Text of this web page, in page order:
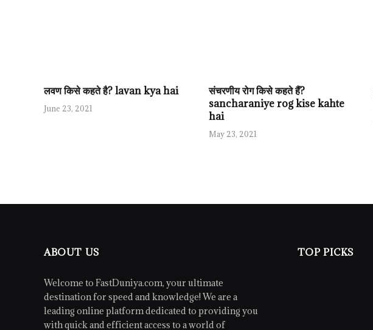
लवण किसे कहते है? lavan kya hai
June 23, 2021
संचरणीय रोग किसे कहते हैं?
sancharaniye rog kise kahte
hai
May 23, 2021
ABOUT US
Welcome to FastDuniya.com, your ultimate
destination for speed and knowledge! We are a
leading online platform dedicated to providing you
with quick and efficient access to a world of
TOP PICKS